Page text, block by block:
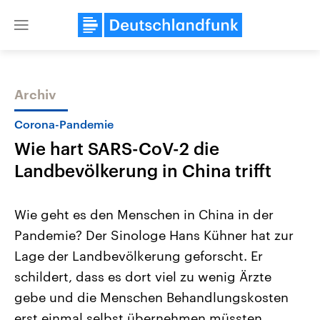
Close
Themen
Landtagswahl Sachsen-Anhalt
2026
Alle Informationen
Sachsen-Anhalt wählt am 6.
September 2026 einen neuen
Landtag. Seit 2021 wird das
Bundesland von einer Koalition aus
USA
Aktuelle Beiträge,
Hintergründe
Wirtschaftlich und
gehören die Vereinigten
den mächtigsten Ländern
mit großem Einfluss auf
Archiv
Corona-Pandemie
Wie hart SARS-CoV-2 die
Landbevölkerung in China trifft
Wie geht es den Menschen in China in der
Pandemie? Der Sinologe Hans Kühner hat zur
Lage der Landbevölkerung geforscht. Er
schildert, dass es dort viel zu wenig Ärzte
gebe und die Menschen Behandlungskosten